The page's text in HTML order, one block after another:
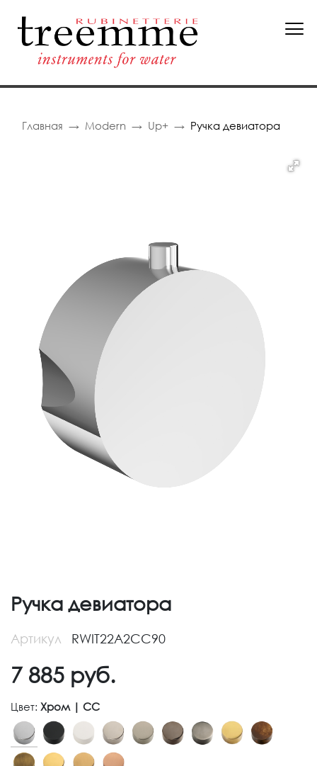
Главная Modern Up+ Ручка девиатора
Ручка девиатора
Артикул RWIT22A2CC90
7 885 руб.
Цвет: Хром | CC